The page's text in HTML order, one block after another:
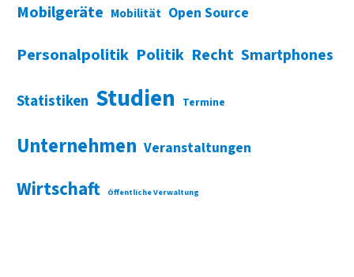
Mobilgeräte Mobilität Open Source
Personalpolitik Politik Recht Smartphones
Statistiken Studien Termine
Unternehmen Veranstaltungen
Wirtschaft Öffentliche Verwaltung